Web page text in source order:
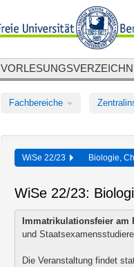
Fachbereiche
WiSe 22/23 Biologie,
WiSe 22/23:
Immatrikulationsfeier
und
Die Veranstaltung findet